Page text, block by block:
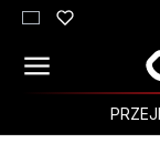
Przejdź do